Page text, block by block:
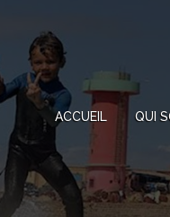
ACCUEIL QUI